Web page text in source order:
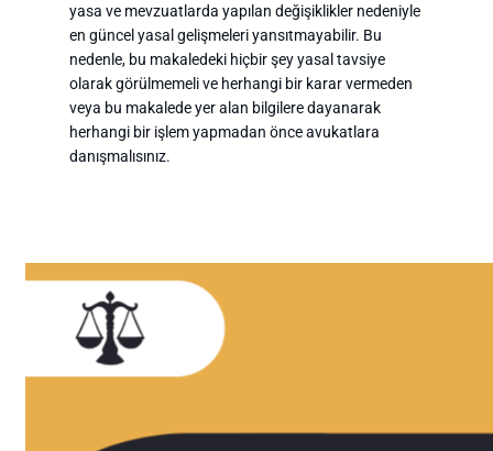
yasa ve mevzuatlarda yapılan değişiklikler nedeniyle
en güncel yasal gelişmeleri yansıtmayabilir. Bu
nedenle, bu makaledeki hiçbir şey yasal tavsiye
olarak görülmemeli ve herhangi bir karar vermeden
veya bu makalede yer alan bilgilere dayanarak
herhangi bir işlem yapmadan önce avukatlara
danışmalısınız.